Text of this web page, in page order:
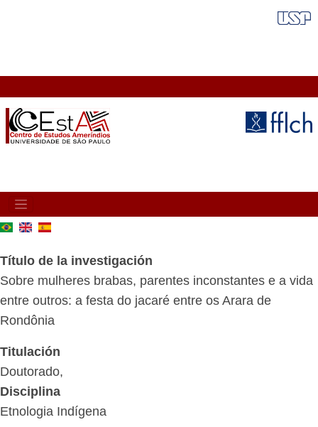
MAIN
NAVIGATION
Título de la investigación
Sobre mulheres brabas, parentes inconstantes e a vida
entre outros: a festa do jacaré entre os Arara de
Rondônia
Titulación
Doutorado,
Disciplina
Etnologia Indígena